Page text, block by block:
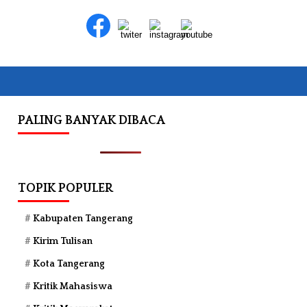
PALING BANYAK DIBACA
TOPIK POPULER
Kabupaten Tangerang
Kirim Tulisan
Kota Tangerang
Kritik Mahasiswa